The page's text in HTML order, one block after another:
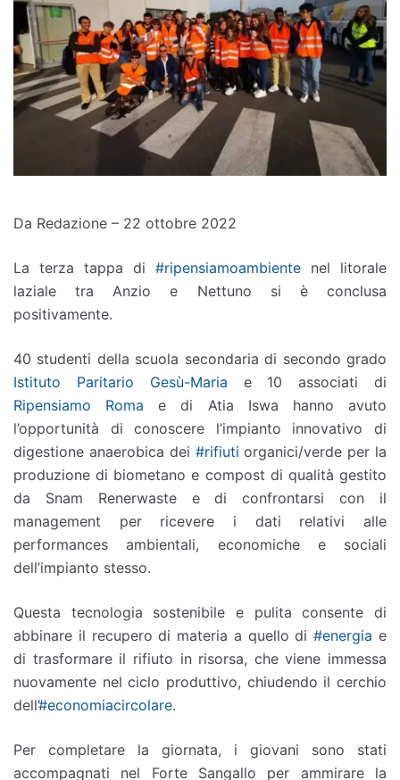
Da Redazione – 22 ottobre 2022
La terza tappa di #ripensiamoambiente nel litorale
laziale tra Anzio e Nettuno si è conclusa
positivamente.
40 studenti della scuola secondaria di secondo grado
Istituto Paritario Gesù-Maria e 10 associati di
Ripensiamo Roma e di Atia Iswa hanno avuto
l’opportunità di conoscere l’impianto innovativo di
digestione anaerobica dei #rifiuti organici/verde per la
produzione di biometano e compost di qualità gestito
da Snam Renerwaste e di confrontarsi con il
management per ricevere i dati relativi alle
performances ambientali, economiche e sociali
dell’impianto stesso.
Questa tecnologia sostenibile e pulita consente di
abbinare il recupero di materia a quello di#energia e
di trasformare il rifiuto in risorsa, che viene immessa
nuovamente nel ciclo produttivo, chiudendo il cerchio
dell’#economiacircolare.
Per completare la giornata, i giovani sono stati
accompagnati nel Forte Sangallo per ammirare la